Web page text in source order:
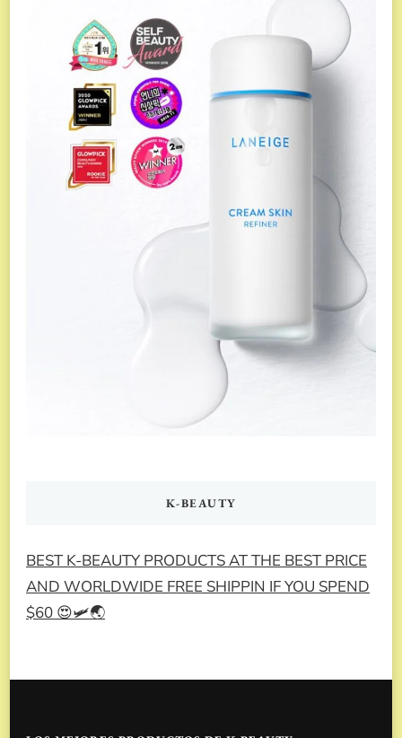
K-BEAUTY
BEST K-BEAUTY PRODUCTS AT THE BEST PRICE
AND WORLDWIDE FREE SHIPPIN IF YOU SPEND
$60 😍🛩️🌏